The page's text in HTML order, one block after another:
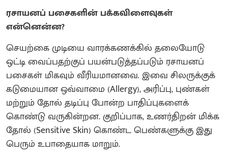
ரசாயனப் பசைகளின் பக்கவிளைவுகள்
என்னென்ன?
​செயற்கை முடியை வாரக்கணக்கில் தலையோடு
ஒட்டி வைப்பதற்குப் பயன்படுத்தப்படும் ரசாயனப்
பசைகள் மிகவும் வீரியமானவை. ​இவை சிலருக்குக்
கடுமையான ஒவ்வாமை (Allergy), அரிப்பு, புண்கள்
மற்றும் தோல் தடிப்பு போன்ற பாதிப்புகளைக்
கொண்டு வருகின்றன. குறிப்பாக, உணர்திறன் மிக்க
தோல் (Sensitive Skin) கொண்ட பெண்களுக்கு இது
பெரும் உபாதையாக மாறும்.